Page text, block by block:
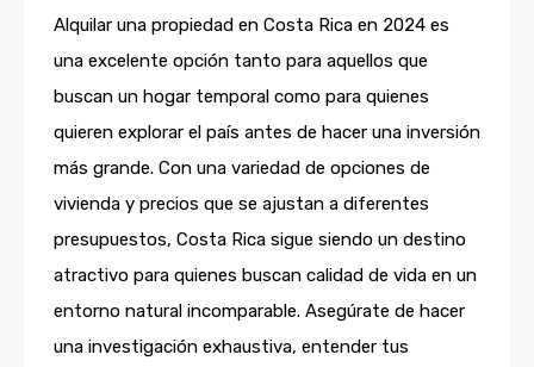
Alquilar una propiedad en Costa Rica en 2024 es
una excelente opción tanto para aquellos que
buscan un hogar temporal como para quienes
quieren explorar el país antes de hacer una inversión
más grande. Con una variedad de opciones de
vivienda y precios que se ajustan a diferentes
presupuestos, Costa Rica sigue siendo un destino
atractivo para quienes buscan calidad de vida en un
entorno natural incomparable. Asegúrate de hacer
una investigación exhaustiva, entender tus